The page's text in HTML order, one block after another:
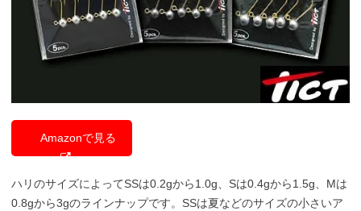
Amazonで見る
ハリのサイズによってSSは0.2gから1.0g、Sは0.4gから1.5g、Mは
0.8gから3gのラインナップです。SSは夏などのサイズの小さいア